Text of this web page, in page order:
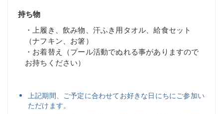
持ち物
・上履き、飲み物、汗ふき用タオル、給食セット
（ナフキン、お箸）
・お着替え（プール活動でぬれる事がありますので
お持ちください）
上記期間、ご予定に合わせてお好きな日にちにご参加い
ただけます。